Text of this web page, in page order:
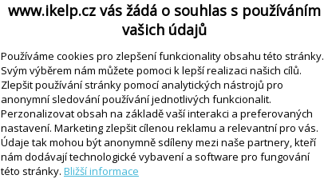
www.ikelp.cz vás žádá o souhlas s používáním
vašich údajů
Používáme cookies pro zlepšení funkcionality obsahu této stránky.
Svým výběrem nám můžete pomoci k lepší realizaci našich cílů.
Zlepšit používání stránky pomocí analytických nástrojů pro
anonymní sledování používání jednotlivých funkcionalit.
Perzonalizovat obsah na základě vaší interakci a preferovaných
nastavení. Marketing zlepšit cílenou reklamu a relevantní pro vás.
Údaje tak mohou být anonymně sdíleny mezi naše partnery, kteří
nám dodávají technologické vybavení a software pro fungování
této stránky. Bližší informace